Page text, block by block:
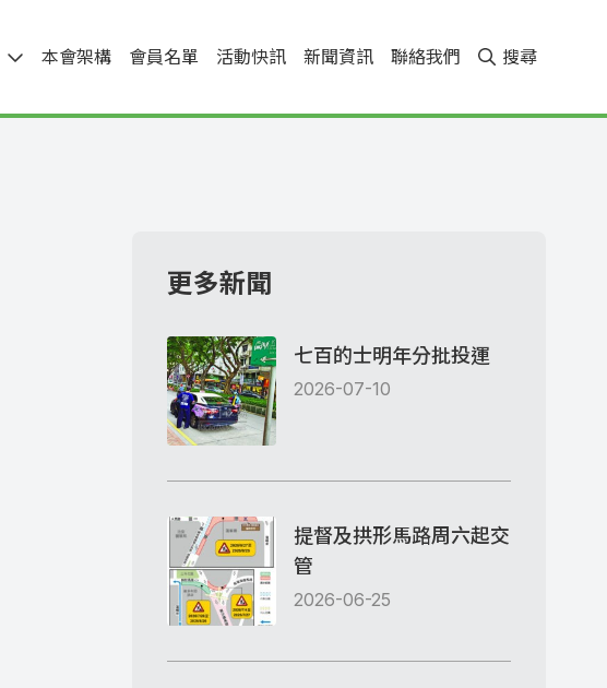
本會架構 會員名單 活動快訊 新聞資訊 聯絡我們 搜尋
更多新聞
七百的士明年分批投運
2026-07-10
提督及拱形馬路周六起交
管
2026-06-25